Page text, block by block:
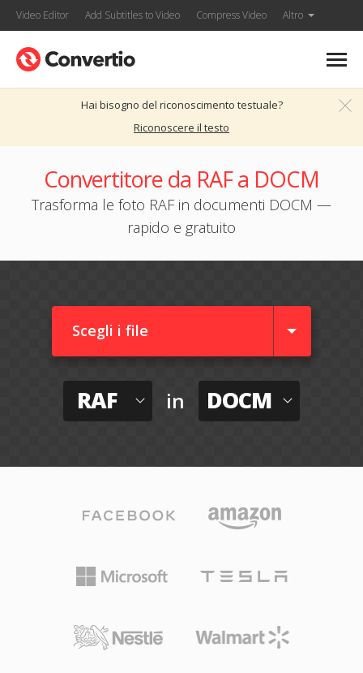
Video Editor Add Subtitles to Video Compress Video Altro
Hai bisogno del riconoscimento testuale?
Riconoscere il testo
Convertitore da RAF a DOCM
Trasforma le foto RAF in documenti DOCM —
rapido e gratuito
Scegli i file
RAF in DOCM